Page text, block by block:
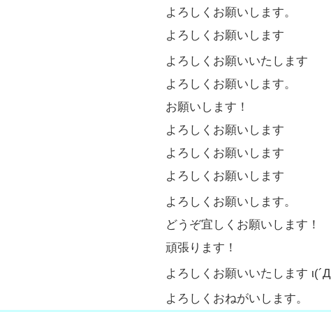
よろしくお願いします。
よろしくお願いします
よろしくお願いいたします
よろしくお願いします。
お願いします！
よろしくお願いします
よろしくお願いします
よろしくお願いします
よろしくお願いします。
どうぞ宜しくお願いします！
頑張ります！
よろしくお願いいたします
よろしくおねがいします。